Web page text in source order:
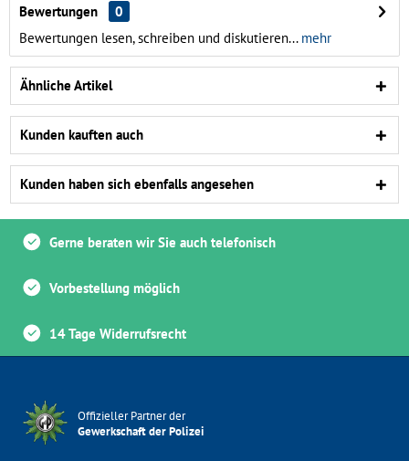
Bewertungen
0
Bewertungen lesen, schreiben und diskutieren...mehr
Ähnliche Artikel
Kunden kauften auch
Kunden haben sich ebenfalls angesehen
Gerne beraten wir Sie auch telefonisch
Vorbestellung möglich
14 Tage Widerrufsrecht
Offizieller Partner der
Gewerkschaft der Polizei